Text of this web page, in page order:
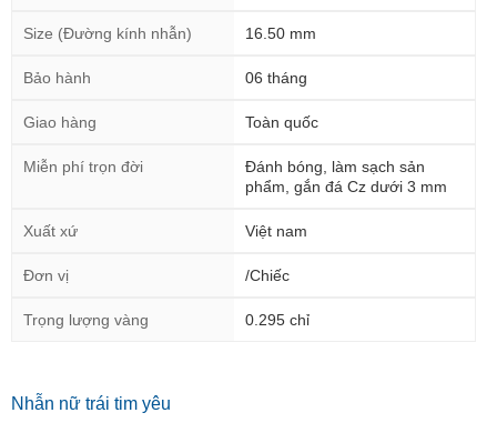
Size (Đường kính nhẫn) 16.50 mm
Bảo hành 06 tháng
Giao hàng Toàn quốc
Miễn phí trọn đời
Đánh bóng, làm sạch sản
phẩm, gắn đá Cz dưới 3 mm
Xuất xứ Việt nam
Đơn vị /Chiếc
Trọng lượng vàng 0.295 chỉ
Nhẫn nữ trái tim yêu